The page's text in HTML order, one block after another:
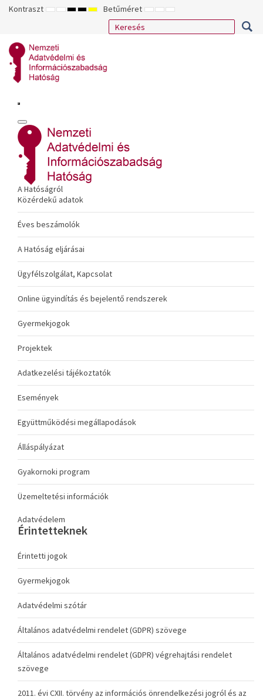
Kontraszt ALAPÉRTELMEZETT
ÉJSZAKAI
NAGY
KONTRASZTÚ
NAGY
KONTRASZTÚ
NAGY
KONTRASZTÚ
SÁRGA
FEKETE
Betűméret KISEBB
BETŰTÍPUS
ALAPÉRTELMEZETT
BETŰMÉRET
NAGYOBB
BETŰMÉRET
A Hatóságról
Közérdekű adatok
Éves beszámolók
A Hatóság eljárásai
Ügyfélszolgálat, Kapcsolat
Online ügyindítás és bejelentő rendszerek
Gyermekjogok
Projektek
Adatkezelési tájékoztatók
Események
Együttműködési megállapodások
Álláspályázat
Gyakornoki program
Üzemeltetési információk
Adatvédelem
Érintetteknek
Érintetti jogok
Gyermekjogok
Adatvédelmi szótár
Általános adatvédelmi rendelet (GDPR) szövege
Általános adatvédelmi rendelet (GDPR) végrehajtási rendelet
szövege
2011. évi CXII. törvény az információs önrendelkezési jogról és az